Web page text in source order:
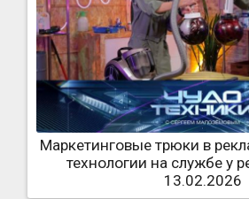
Маркетинговые трюки в
технологии на службе у
13.02.2026